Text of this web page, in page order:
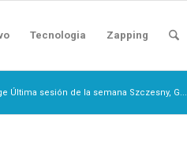
Tecnologia Zapping
Última sesión de la semana Szczesny, G...